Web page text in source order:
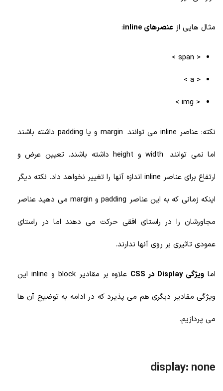
مثال هایی از عنصرهای inline :
< span >
< a >
< img >
نکته: عناصر inline می توانند margin و یا padding داشته باشند
اما نمی توانند width و height داشته باشند. تعیین عرض و
ارتفاع برای عناصر
inline اندازه آنها را تغییر نخواهد داد. نکته دیگر
اینکه زمانی که به این عناصر padding و margin می دهید عناصر
مجاورشان را در راستای افقی حرکت می دهند اما در راستای
عمودی تاثیری بر روی آنها ندارند.
اما ویژگی Display در CSS
علاوه بر مقادیر block و inline این
ویژگی مقادیر دیگری هم می پذیرد که در ادامه به توضیح آن ها
می پردازیم.
display: none